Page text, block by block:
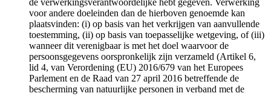
de verwerkingsverantwoordelijke hebt gegeven. Verwerking
voor andere doeleinden dan de hierboven genoemde kan
plaatsvinden: (i) op basis van het verkrijgen van aanvullende
toestemming, (ii) op basis van toepasselijke wetgeving, of (iii)
wanneer dit verenigbaar is met het doel waarvoor de
persoonsgegevens oorspronkelijk zijn verzameld (Artikel 6,
lid 4, van Verordening (EU) 2016/679 van het Europees
Parlement en de Raad van 27 april 2016 betreffende de
bescherming van natuurlijke personen in verband met de